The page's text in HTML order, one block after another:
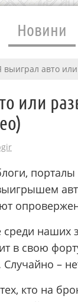
Новини
выиграл авто
или
наших
в свою
Случайно –
кто на